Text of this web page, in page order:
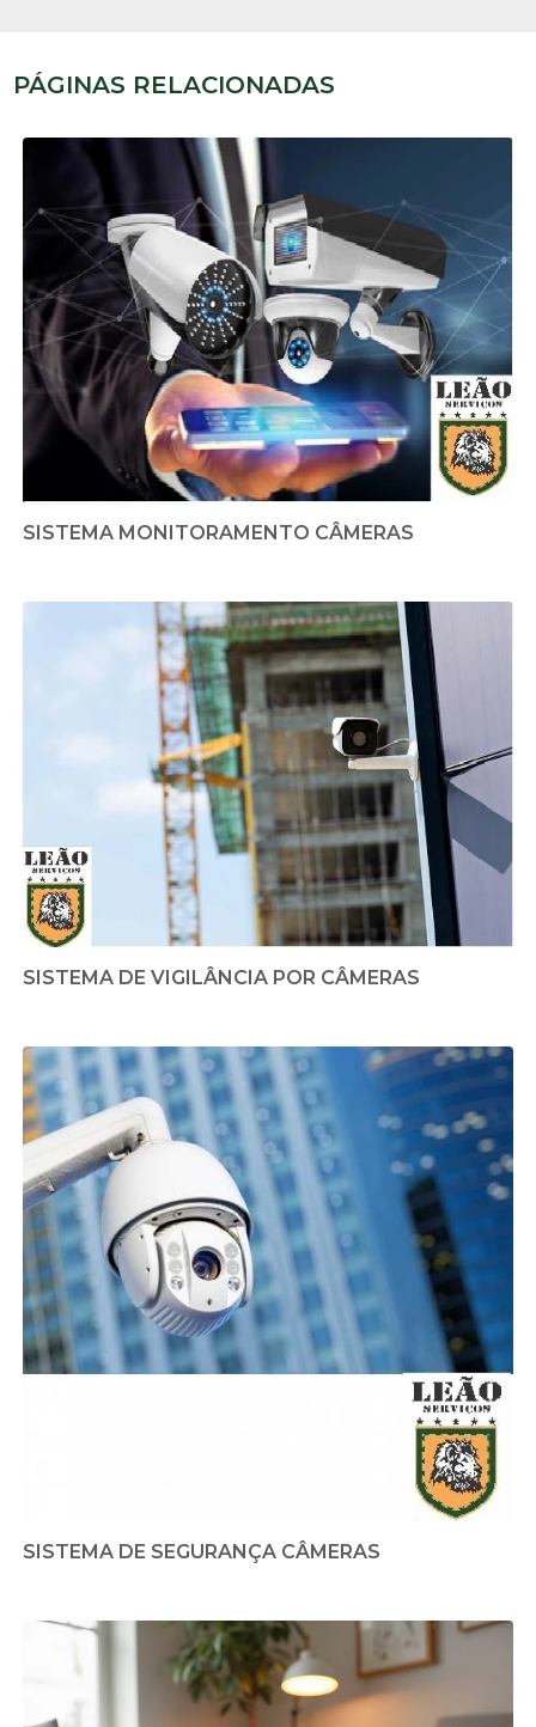
PÁGINAS RELACIONADAS
SISTEMA MONITORAMENTO CÂMERAS
SISTEMA DE VIGILÂNCIA POR CÂMERAS
SISTEMA DE SEGURANÇA CÂMERAS